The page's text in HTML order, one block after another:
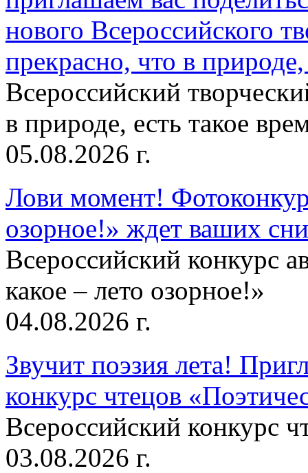
нового Всероссийского
прекрасно, что в
Всероссийский
в природе, есть такое
05.08.2026 г.
Лови момент!
озорное!» ждет ваших
Всероссийский конкурс
какое – лето озорное!»
04.08.2026 г.
Звучит поэзия лета!
конкурс чтецов
Всероссийский конкурс
03.08.2026 г.